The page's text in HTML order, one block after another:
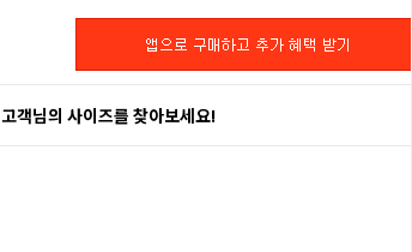
고객님의 사이즈를 찾아보세요!